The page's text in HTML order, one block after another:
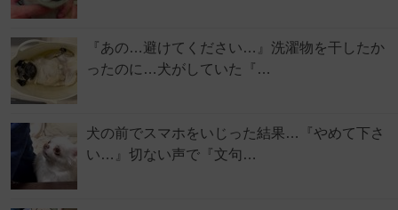
『あの…避けてください…』洗濯物を干したか
ったのに…犬がしていた『…
犬の前でスマホをいじった結果…『やめて下さ
い…』切ない声で『文句…